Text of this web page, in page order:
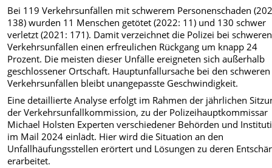
Bei 119 Verkehrsunfällen mit schwerem Personenschaden
138) wurden 11 Menschen getötet (2022: 11) und 130 schwer
verletzt (2021: 171). Damit verzeichnet die Polizei bei schweren
Verkehrsunfällen einen erfreulichen Rückgang um knapp 24
Prozent. Die meisten dieser Unfälle ereigneten sich außerhalb
geschlossener Ortschaft. Hauptunfallursache bei den schweren
Verkehrsunfällen bleibt unangepasste Geschwindigkeit.
Eine detaillierte Analyse erfolgt im Rahmen der jährlichen
der Verkehrsunfallkommission, zu der Polizeihauptkommissar
Michael Holsten Experten verschiedener Behörden und
im Mail 2024 einlädt. Hier wird die Situation an den
Unfallhäufungsstellen erörtert und Lösungen zu deren
erarbeitet.